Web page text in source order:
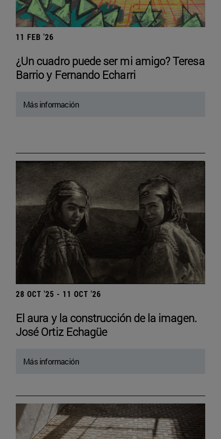
11 FEB '26
¿Un cuadro puede ser mi amigo? Teresa
Barrio y Fernando Echarri
Más información
28 OCT '25 - 11 OCT '26
El aura y la construcción de la imagen.
José Ortiz Echagüe
Más información